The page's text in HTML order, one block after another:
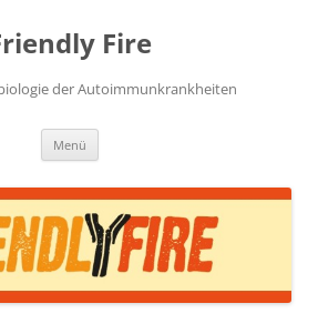
Fire
der Autoimmunkrankheiten
Menü